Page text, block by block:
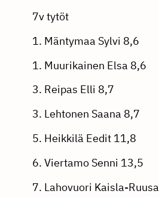
7v tytöt
1. Mäntymaa Sylvi 8,6
1. Muurikainen Elsa 8,6
3. Reipas Elli 8,7
3. Lehtonen Saana 8,7
5. Heikkilä Eedit 11,8
6. Viertamo Senni 13,5
7. Lahovuori Kaisla-